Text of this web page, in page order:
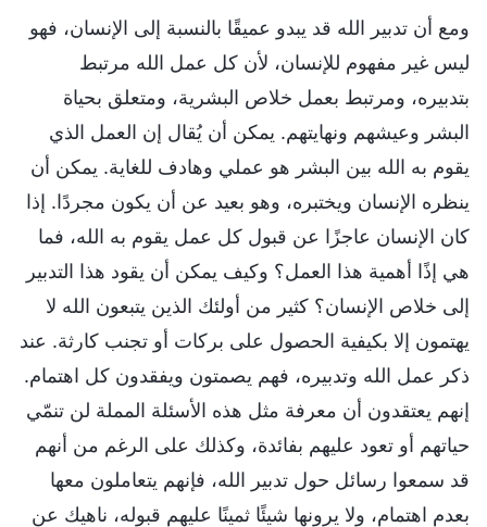
ومع أن تدبير الله قد يبدو عميقًا بالنسبة إلى الإنسان، فهو
ليس غير مفهوم للإنسان، لأن كل عمل الله مرتبط
بتدبيره، ومرتبط بعمل خلاص البشرية، ومتعلق بحياة
البشر وعيشهم ونهايتهم. يمكن أن يُقال إن العمل الذي
يقوم به الله بين البشر هو عملي وهادف للغاية. يمكن أن
ينظره الإنسان ويختبره، وهو بعيد عن أن يكون مجردًا. إذا
كان الإنسان عاجزًا عن قبول كل عمل يقوم به الله، فما
هي إذًا أهمية هذا العمل؟ وكيف يمكن أن يقود هذا التدبير
إلى خلاص الإنسان؟ كثير من أولئك الذين يتبعون الله لا
يهتمون إلا بكيفية الحصول على بركات أو تجنب كارثة. عند
ذكر عمل الله وتدبيره، فهم يصمتون ويفقدون كل اهتمام.
إنهم يعتقدون أن معرفة مثل هذه الأسئلة المملة لن تنمّي
حياتهم أو تعود عليهم بفائدة، وكذلك على الرغم من أنهم
قد سمعوا رسائل حول تدبير الله، فإنهم يتعاملون معها
بعدم اهتمام، ولا يرونها شيئًا ثمينًا عليهم قبوله، ناهيك عن